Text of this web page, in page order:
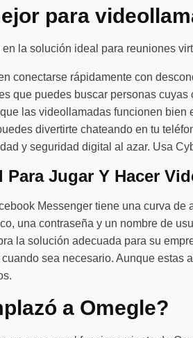
para
la solución ideal para reuniones
conectarse rápidamente con
que puedes buscar personas
las videollamadas funcionen
divertirte chateando en tu
y seguridad digital al azar. Usa
Jugar Y Hacer
Messenger tiene una curva
una contraseña y un nombre de
la solución adecuada para su
sea necesario. Aunque
a Omegle?